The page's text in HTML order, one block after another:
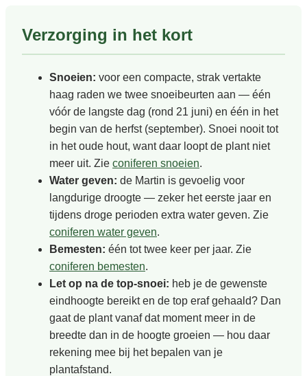
Verzorging in het kort
Snoeien: voor een compacte, strak vertakte
haag raden we twee snoeibeurten aan — één
vóór de langste dag (rond 21 juni) en één in het
begin van de herfst (september). Snoei nooit tot
in het oude hout, want daar loopt de plant niet
meer uit. Zie coniferen snoeien.
Water geven: de Martin is gevoelig voor
langdurige droogte — zeker het eerste jaar en
tijdens droge perioden extra water geven. Zie
coniferen water geven.
Bemesten: één tot twee keer per jaar. Zie
coniferen bemesten.
Let op na de top-snoei: heb je de gewenste
eindhoogte bereikt en de top eraf gehaald? Dan
gaat de plant vanaf dat moment meer in de
breedte dan in de hoogte groeien — hou daar
rekening mee bij het bepalen van je
plantafstand.